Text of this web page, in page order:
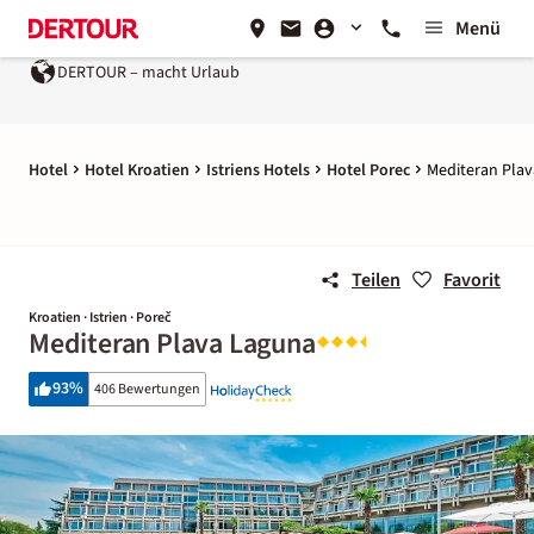
Menü
DERTOUR – macht Urlaub
Hotel Hotel Kroatien Istriens Hotels Hotel Porec Mediteran
Teilen Favorit
Kroatien · Istrien · Poreč
Mediteran Plava Laguna
93% 406 Bewertungen